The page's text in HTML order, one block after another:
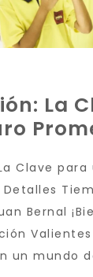
La
Clave para
Bernal
un mundo